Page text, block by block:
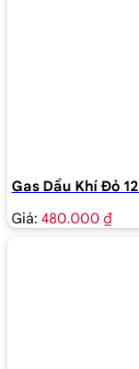
Gas Dầu Khí Đỏ
Giá: 480.000 ₫